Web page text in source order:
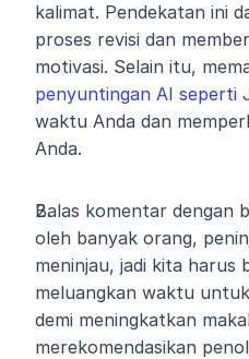
kalimat. Pendekatan ini
proses revisi dan
motivasi. Selain itu,
penyuntingan AI seperti
waktu Anda dan
Anda.
Balas komentar dengan
oleh banyak orang,
meninjau, jadi kita harus
meluangkan waktu
demi meningkatkan
merekomendasikan